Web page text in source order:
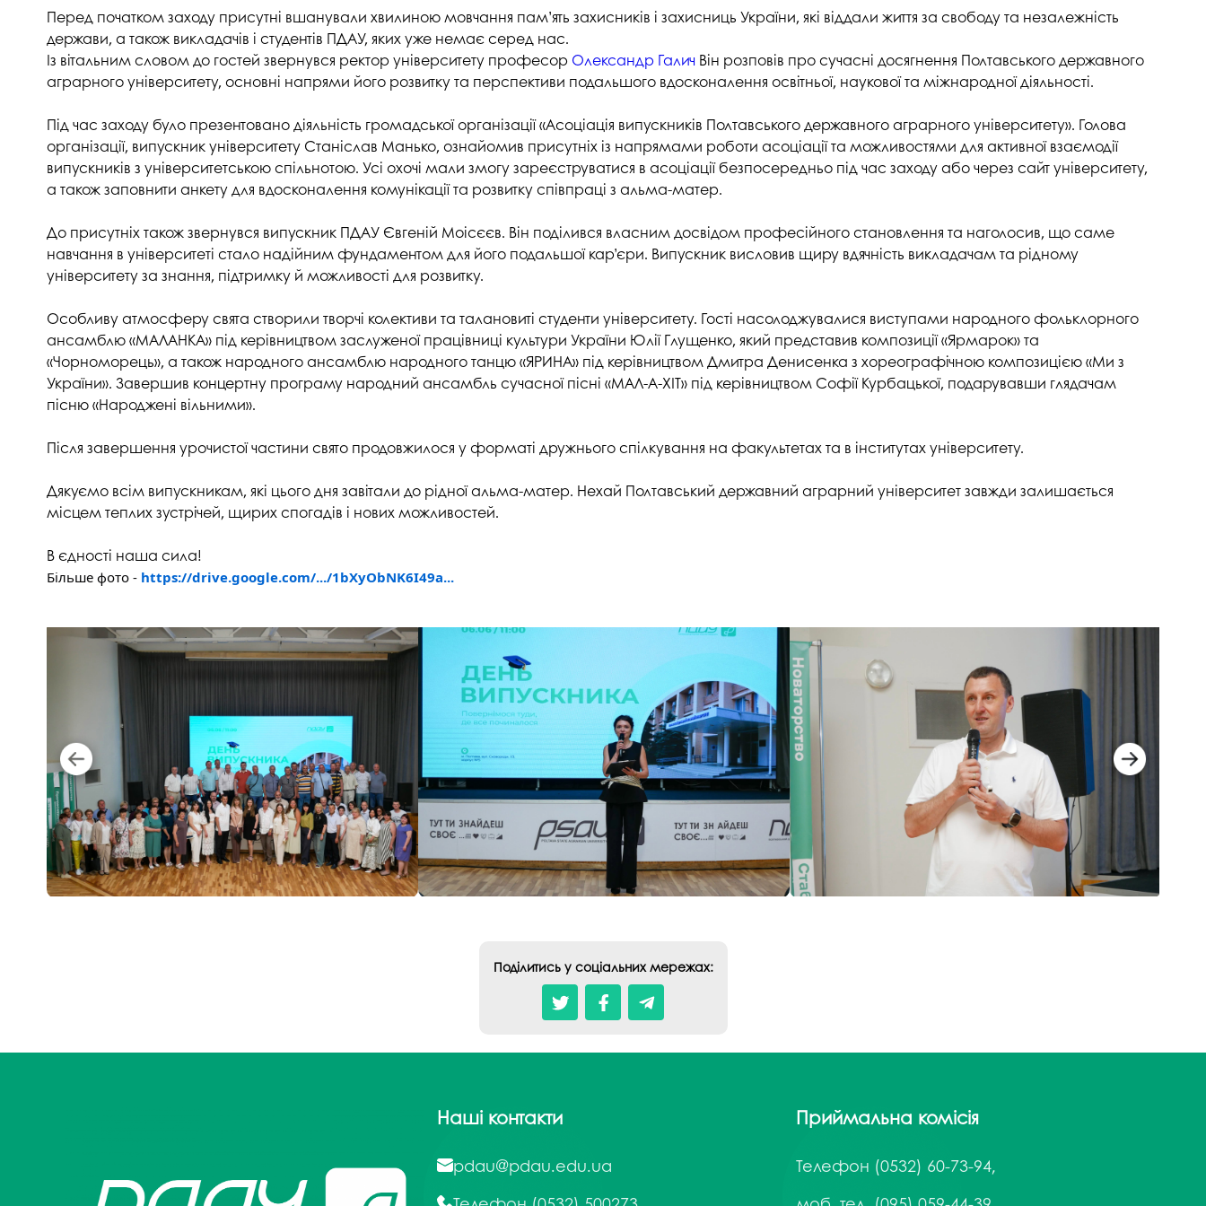
Музеї ПДАУ
Профспілка
Асоціація випускників
3D тур по університету
Наші контакти
Публічна інформація
Антикорупційна діяльність
Меморіал пам'яті
Відділ маркетингу
Центр впровадження індустрії
4.0
Омбудсмен учасників
освітнього процесу
Студентське містечко ПДАУ
Дорадча служба
Вступні випробування 2026
студентського містечка
Волонтерський центр "ПУЛЬС"
Студентське життя
Підрозділ з організації виховної
та іміджевої діяльності
Спорт
Працевлаштування
Відділ практики і сприяння
працевлаштуванню
Академічна доброчесність
Неформальна / Інформальна
освіта
Опитування
Академічна мобільність
Акредитація
освіти
Відділ моніторингу та забезпечення
Острівець Прогресильності ПДАУ
напряму Жан Моне: SuTCom
Expertise Center «MILK LOCAL
PRODUCT»
Аспірантура і докторантура
(лабораторії, центри)
Офіс міжнародного
Добровільні громадські
об’єднання з питань науки
Наукові праці
Наукометричні бази
Міжнародні проєкти
Науково-технічні заходи
Інформація щодо виконання
Перед початком заходу присутні вшанували хвилиною мовчання пам’ять захисників і захисниць України, які віддали життя за свободу та незалежність
держави, а також викладачів і студентів ПДАУ, яких уже немає серед нас.
Із вітальним словом до гостей звернувся ректор університету професор Олександр Галич Він розповів про сучасні досягнення Полтавського державного
аграрного університету, основні напрями його розвитку та перспективи подальшого вдосконалення освітньої, наукової та міжнародної діяльності.
Під час заходу було презентовано діяльність громадської організації «Асоціація випускників Полтавського державного аграрного університету». Голова
організації, випускник університету Станіслав Манько, ознайомив присутніх із напрямами роботи асоціації та можливостями для активної взаємодії
випускників з університетською спільнотою. Усі охочі мали змогу зареєструватися в асоціації безпосередньо під час заходу або через сайт університету,
а також заповнити анкету для вдосконалення комунікації та розвитку співпраці з альма-матер.
До присутніх також звернувся випускник ПДАУ Євгеній Моісєєв. Він поділився власним досвідом професійного становлення та наголосив, що саме
навчання в університеті стало надійним фундаментом для його подальшої кар’єри. Випускник висловив щиру вдячність викладачам та рідному
університету за знання, підтримку й можливості для розвитку.
Особливу атмосферу свята створили творчі колективи та талановиті студенти університету. Гості насолоджувалися виступами народного фольклорного
ансамблю «МАЛАНКА» під керівництвом заслуженої працівниці культури України Юлії Глущенко, який представив композиції «Ярмарок» та
«Чорноморець», а також народного ансамблю народного танцю «ЯРИНА» під керівництвом Дмитра Денисенка з хореографічною композицією «Ми з
України». Завершив концертну програму народний ансамбль сучасної пісні «МАЛ-А-ХІТ» під керівництвом Софії Курбацької, подарувавши глядачам
пісню «Народжені вільними».
Після завершення урочистої частини свято продовжилося у форматі дружнього спілкування на факультетах та в інститутах університету.
Дякуємо всім випускникам, які цього дня завітали до рідної альма-матер. Нехай Полтавський державний аграрний університет завжди залишається
місцем теплих зустрічей, щирих спогадів і нових можливостей.
В єдності наша сила!
Більше фото - https://drive.google.com/.../1bXyObNK6I49a...
Поділитись у соціальних мережах:
Наші контакти
pdau@pdau.edu.ua
Приймальна комісія
Телефон (0532) 60-73-94,